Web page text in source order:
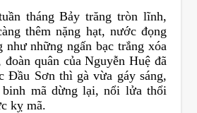
tháng Bảy trăng tròn lĩnh,
thêm nặng hạt, nước đọng
như những ngấn bạc trắng xóa
đoàn quân của Nguyễn Huệ đã
Đầu Sơn thì gà vừa gáy sáng,
mã dừng lại, nổi lửa thổi
kỵ mã.